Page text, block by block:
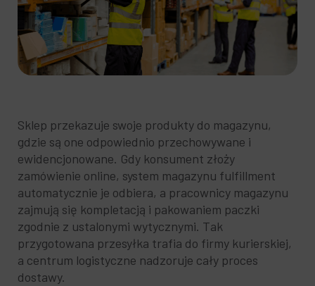
Sklep przekazuje swoje produkty do magazynu,
gdzie są one odpowiednio przechowywane i
ewidencjonowane. Gdy konsument złoży
zamówienie online, system magazynu fulfillment
automatycznie je odbiera, a pracownicy magazynu
zajmują się kompletacją i pakowaniem paczki
zgodnie z ustalonymi wytycznymi. Tak
przygotowana przesyłka trafia do firmy kurierskiej,
a centrum logistyczne nadzoruje cały proces
dostawy.